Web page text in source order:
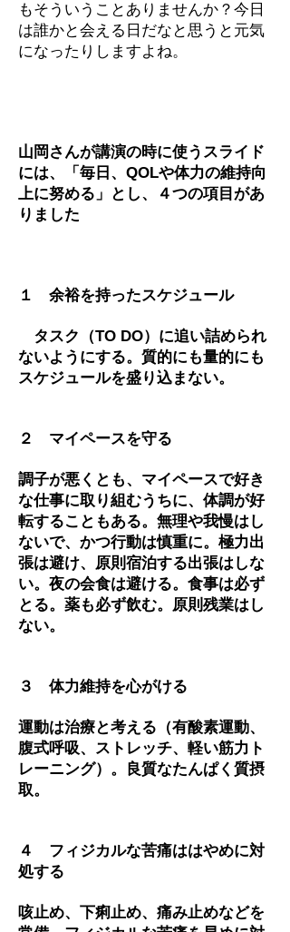
もそういうことありませんか？今日
は誰かと会える日だなと思うと元気
になったりしますよね。
山岡さんが講演の時に使うスライド
には、「毎日、QOLや体力の維持向
上に努める」とし、４つの項目があ
りました
１ 余裕を持ったスケジュール
タスク（TO DO）に追い詰められ
ないようにする。質的にも量的にも
スケジュールを盛り込まない。
２ マイペースを守る
調子が悪くとも、マイペースで好き
な仕事に取り組むうちに、体調が好
転することもある。無理や我慢はし
ないで、かつ行動は慎重に。極力出
張は避け、原則宿泊する出張はしな
い。夜の会食は避ける。食事は必ず
とる。薬も必ず飲む。原則残業はし
ない。
３ 体力維持を心がける
運動は治療と考える（有酸素運動、
腹式呼吸、ストレッチ、軽い筋力ト
レーニング）。良質なたんぱく質摂
取。
４ フィジカルな苦痛ははやめに対
処する
咳止め、下痢止め、痛み止めなどを